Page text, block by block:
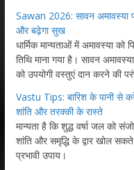
Sawan 2026: सावन अमावस्या
और बढ़ेगा सुख
धार्मिक मान्यताओं में अमावस्या
तिथि माना गया है। सावन
को उपयोगी वस्तुएं दान करने की
Vastu Tips: बारिश के पानी से
शांति और तरक्की के रास्ते
मान्यता है कि शुद्ध वर्षा जल को
शांति और समृद्धि के द्वार खोल
प्रभावी उपाय।